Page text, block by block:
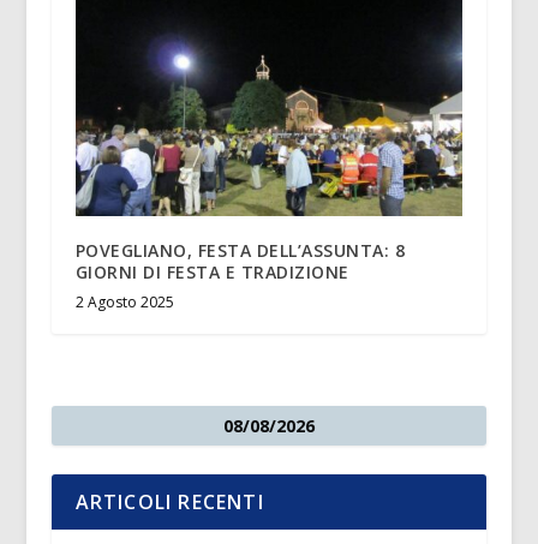
POVEGLIANO, FESTA DELL’ASSUNTA: 8
GIORNI DI FESTA E TRADIZIONE
2 Agosto 2025
08/08/2026
ARTICOLI RECENTI